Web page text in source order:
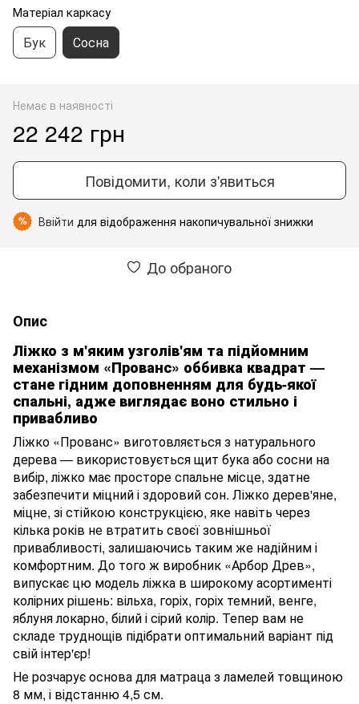
Матеріал каркасу
Бук Сосна
Немає в наявності
22 242 грн
Повідомити, коли з'явиться
% Ввійти для відображення накопичувальної знижки
До обраного
Опис
Ліжко з м'яким узголів'ям та підйомним
механізмом «Прованс» оббивка квадрат —
стане гідним доповненням для будь-якої
спальні, адже виглядає воно стильно і
привабливо
Ліжко «Прованс» виготовляється з натурального
дерева — використовується щит бука або сосни на
вибір, ліжко має просторе спальне місце, здатне
забезпечити міцний і здоровий сон. Ліжко дерев'яне,
міцне, зі стійкою конструкцією, яке навіть через
кілька років не втратить своєї зовнішньої
привабливості, залишаючись таким же надійним і
комфортним. До того ж виробник «Арбор Древ»,
випускає цю модель ліжка в широкому асортименті
колірних рішень: вільха, горіх, горіх темний, венге,
яблуня локарно, білий і сірий колір. Тепер вам не
складе труднощів підібрати оптимальний варіант під
свій інтер'єр!
Не розчарує основа для матраца з ламелей товщиною
8 мм, і відстанню 4,5 см.